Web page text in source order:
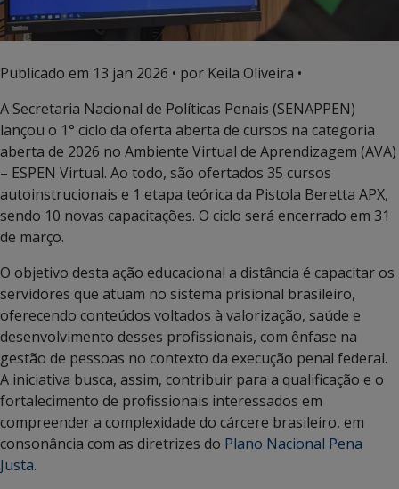
Publicado em 13 jan 2026 • por Keila Oliveira •
A Secretaria Nacional de Políticas Penais (SENAPPEN)
lançou o 1° ciclo da oferta aberta de cursos na categoria
aberta de 2026 no Ambiente Virtual de Aprendizagem (AVA)
– ESPEN Virtual. Ao todo, são ofertados 35 cursos
autoinstrucionais e 1 etapa teórica da Pistola Beretta APX,
sendo 10 novas capacitações. O ciclo será encerrado em 31
de março.
O objetivo desta ação educacional a distância é capacitar os
servidores que atuam no sistema prisional brasileiro,
oferecendo conteúdos voltados à valorização, saúde e
desenvolvimento desses profissionais, com ênfase na
gestão de pessoas no contexto da execução penal federal.
A iniciativa busca, assim, contribuir para a qualificação e o
fortalecimento de profissionais interessados em
compreender a complexidade do cárcere brasileiro, em
consonância com as diretrizes do Plano Nacional Pena
Justa.